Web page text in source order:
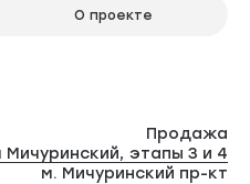
О проекте
Продажа
Мичуринский, этапы 3 и 4
м. Мичуринский пр-кт